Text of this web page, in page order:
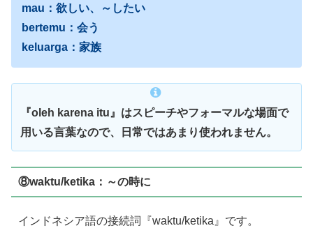
mau：欲しい、～したい
bertemu：会う
keluarga：家族
『oleh karena itu』はスピーチやフォーマルな場面で
用いる言葉なので、日常ではあまり使われません。
⑧waktu/ketika：～の時に
インドネシア語の接続詞『waktu/ketika』です。